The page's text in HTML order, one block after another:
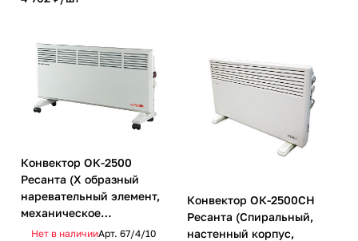
Конвектор ОК-2500
Ресанта (Х образный
наревательный элемент,
механическое
управление)
Нет в наличииАрт. 67/4/10
Конвектор ОК-2500СН
Ресанта (Спиральный,
настенный корпус,